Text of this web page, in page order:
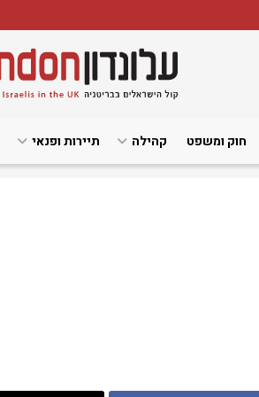
חוק ומשפט קהילה תיירות ופנאי